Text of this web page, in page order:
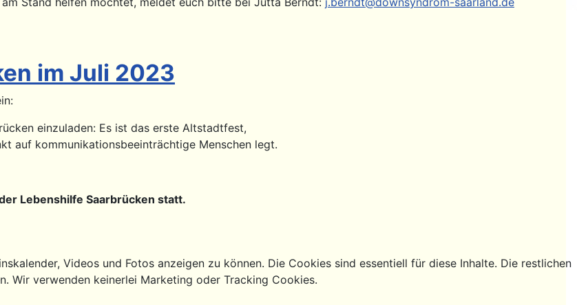
im Juli 2023
einzuladen: Es ist das erste Altstadtfest,
auf kommunikationsbeeinträchtige Menschen legt.
Lebenshilfe Saarbrücken statt.
Videos und Fotos anzeigen zu können. Die Cookies sind essentiell für diese Inhalte. Die restlichen
Wir verwenden keinerlei Marketing oder Tracking Cookies.